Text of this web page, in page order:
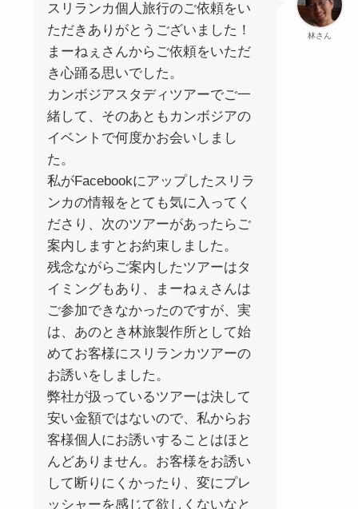
林さん
スリランカ個人旅行のご依頼をい
ただきありがとうございました！
まーねぇさんからご依頼をいただ
き心踊る思いでした。
カンボジアスタディツアーでご一
緒して、そのあともカンボジアの
イベントで何度かお会いしまし
た。
私がFacebookにアップしたスリラ
ンカの情報をとても気に入ってく
ださり、次のツアーがあったらご
案内しますとお約束しました。
残念ながらご案内したツアーはタ
イミングもあり、まーねぇさんは
ご参加できなかったのですが、実
は、あのとき林旅製作所として始
めてお客様にスリランカツアーの
お誘いをしました。
弊社が扱っているツアーは決して
安い金額ではないので、私からお
客様個人にお誘いすることはほと
んどありません。お客様をお誘い
して断りにくかったり、変にプレ
ッシャーを感じて欲しくないなと